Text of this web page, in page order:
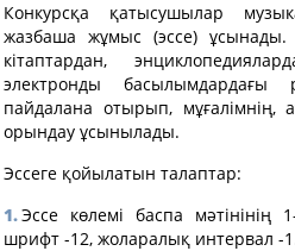
Конкурсқа қатысушылар
жазбаша жұмыс (эссе)
кітаптардан,
электронды басылымдардағы
пайдалана отырып, мұғалімнің,
орындау ұсынылады.
Эссеге қойылатын талаптар:
Эссе көлемі баспа мәтінінің
шрифт -12, жоларалық интервал -1.